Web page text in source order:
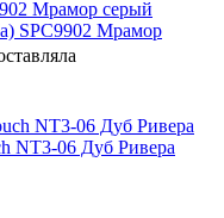
SPC9902 Мрамор
NT3-06 Дуб Ривера